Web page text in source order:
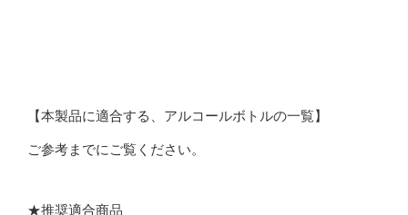
【本製品に適合する、アルコールボトルの一覧】
ご参考までにご覧ください。
★推奨適合商品